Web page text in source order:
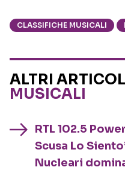
CLASSIFICHE MUSICALI
ALTRI
MUSICALI
RTL 102.5
Scusa Lo
Nucleari